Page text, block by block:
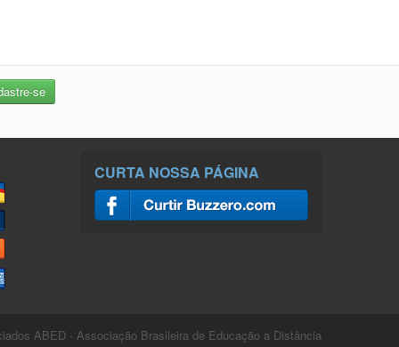
CURTA NOSSA PÁGINA
ABED - Associação Brasileira de Educação a Distância